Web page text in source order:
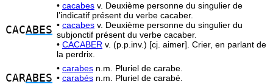
CACABES
• cacabes v. Deuxième personne du singulier de
l’indicatif présent du verbe cacaber.
• cacabes v. Deuxième personne du singulier du
subjonctif présent du verbe cacaber.
• CACABER v. (p.p.inv.) [cj. aimer]. Crier, en parlant de
la perdrix.
CARABES
• carabes n.m. Pluriel de carabe.
• carabés n.m. Pluriel de carabé.